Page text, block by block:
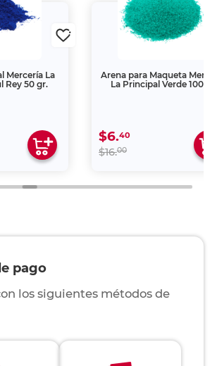
Mercería La
Rey 50 gr.
Arena para Maqueta
La Principal Verde 100 gr
$6.40
$16.00
pago
los siguientes métodos de